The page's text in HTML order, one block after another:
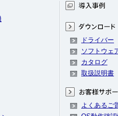
ドライバー
ソフトウェ
カタログ
取扱説明書
よくあるご